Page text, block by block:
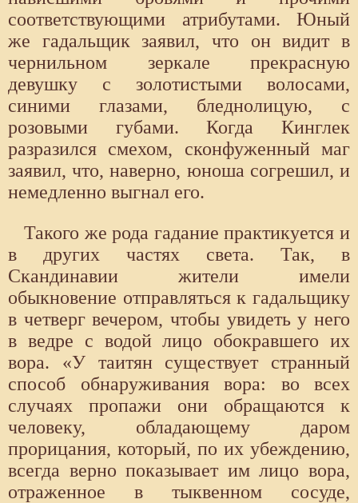
соответствующими атрибутами. Юный
же гадальщик заявил, что он видит в
чернильном зеркале прекрасную
девушку с золотистыми волосами,
синими глазами, бледнолицую, с
розовыми губами. Когда Кинглек
разразился смехом, сконфуженный маг
заявил, что, наверно, юноша согрешил, и
немедленно выгнал его.
Такого же рода гадание практикуется и
в других частях света. Так, в
Скандинавии жители имели
обыкновение отправляться к гадальщику
в четверг вечером, чтобы увидеть у него
в ведре с водой лицо обокравшего их
вора. «У таитян существует странный
способ обнаруживания вора: во всех
случаях пропажи они обращаются к
человеку, обладающему даром
прорицания, который, по их убеждению,
всегда верно показывает им лицо вора,
отраженное в тыквенном сосуде,